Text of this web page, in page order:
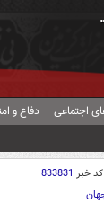
اجتماعی دفاع و
کد خبر 833831